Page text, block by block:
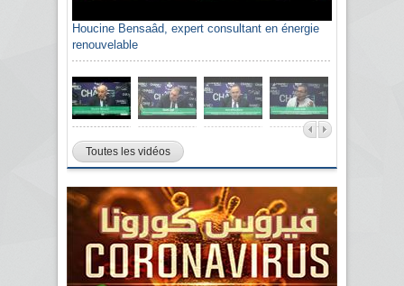
Houcine Bensaâd, expert consultant en énergie
renouvelable
Toutes les vidéos